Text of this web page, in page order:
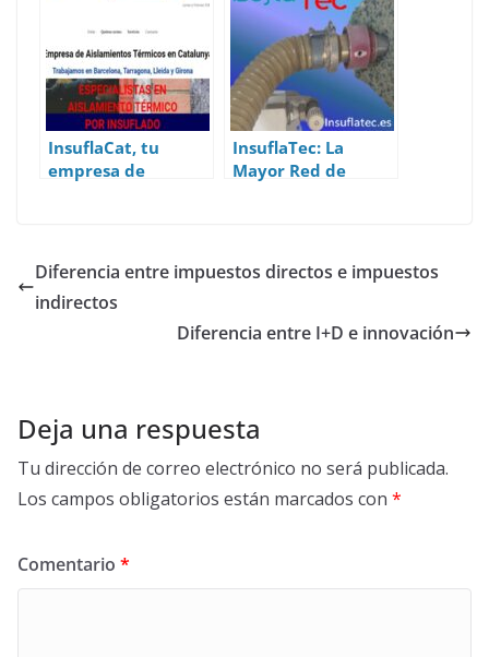
Navarra
InsuflaCat, tu
empresa de
Barcelona
InsuflaTec: La
Mayor Red de
Diferencia entre impuestos directos e impuestos
indirectos
Diferencia entre I+D e innovación
Deja una respuesta
Tu dirección de correo electrónico no será publicada.
Los campos obligatorios están marcados con *
Comentario *